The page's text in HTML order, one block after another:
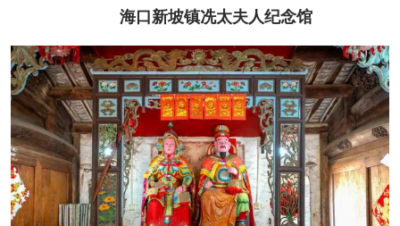
海口新坡镇冼太夫人纪念馆